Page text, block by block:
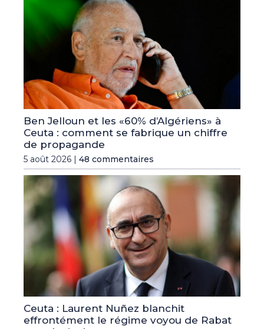
Ben Jelloun et les «60% d’Algériens» à
Ceuta : comment se fabrique un chiffre
de propagande
5 août 2026 | 48 commentaires
Ceuta : Laurent Nuñez blanchit
effrontément le régime voyou de Rabat